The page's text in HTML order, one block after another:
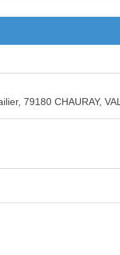
79180 CHAURAY,